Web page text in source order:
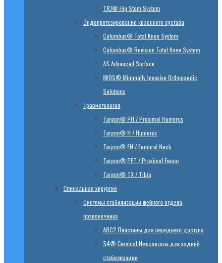
TRJ® Hip Stem System
Эндопротезирование коленного сустава
Columbus® Total Knee System
Columbus® Revision Total Knee System
AS Advanced Surface
MIOS® Minimally Invasive Orthopaedic
Solutions
Травмотология
Targon® PH / Proximal Humerus
Targon® H / Humerus
Targon® FN / Femoral Neck
Targon® PFT / Proximal Femur
Targon® TX / Tibia
Спинальная хирургия
Системы стабилизации шейного отдела
позвоночника
ABC2 Пластины для переднего доступа
S4® Cervical Имплантаты для задней
стабилизации